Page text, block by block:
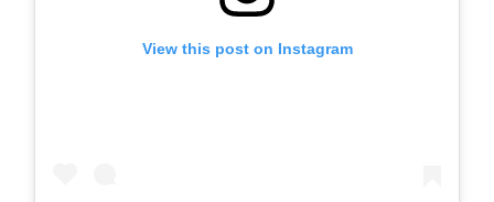
View this post on Instagram